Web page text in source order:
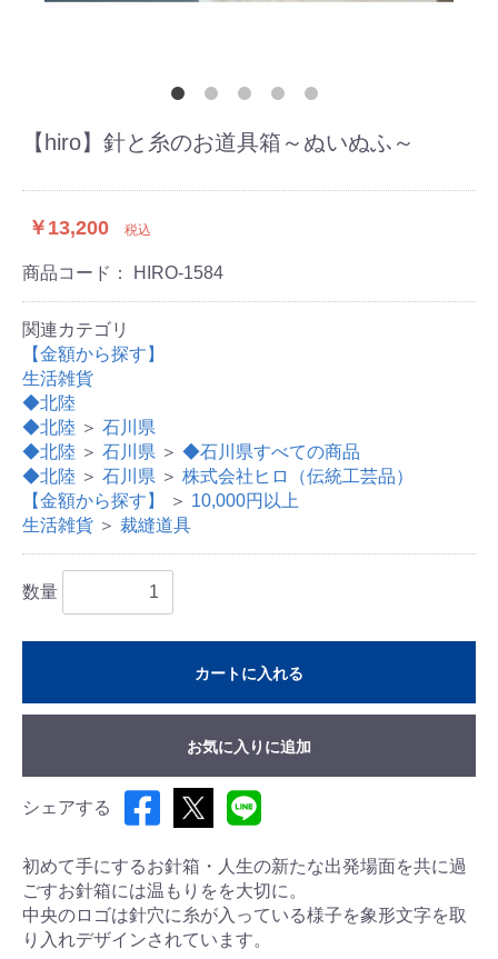
【hiro】針と糸のお道具箱～ぬいぬふ～
￥13,200 税込
商品コード： HIRO-1584
関連カテゴリ
【金額から探す】
生活雑貨
◆北陸
◆北陸 ＞ 石川県
◆北陸 ＞ 石川県 ＞ ◆石川県すべての商品
◆北陸 ＞ 石川県 ＞ 株式会社ヒロ（伝統工芸品）
【金額から探す】
＞ 10,000円以上
生活雑貨 ＞ 裁縫道具
数量
カートに入れる
お気に入りに追加
シェアする
初めて手にするお針箱・人生の新たな出発場面を共に過
ごすお針箱には温もりをを大切に。
中央のロゴは針穴に糸が入っている様子を象形文字を取
り入れデザインされています。